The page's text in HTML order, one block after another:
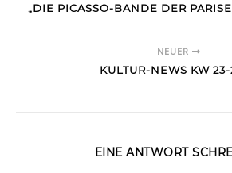
„DIE PICASSO-BANDE DER
NEUER
KULTUR-NEWS KW
EINE ANTWORT